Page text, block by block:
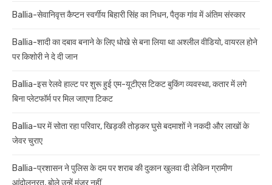
Ballia-सेवानिवृत्त कैप्टन स्वर्गीय बिहारी सिंह का निधन, पैतृक गांव में अंतिम संस्कार
Ballia-शादी का दबाव बनाने के लिए धोखे से बना लिया था अश्लील वीडियो, वायरल होने
पर किशोरी ने दे दी जान
Ballia-इस रेलवे हाल्ट पर शुरू हुई एम-यूटीएस टिकट बुकिंग व्यवस्था, कतार में लगे
बिना प्लेटफॉर्म पर मिल जाएगा टिकट
Ballia-घर में सोता रहा परिवार, खिड़की तोड़कर घुसे बदमाशों ने नकदी और लाखों के
जेवर चुराए
Ballia-प्रशासन ने पुलिस के दम पर शराब की दुकान खुलवा दी लेकिन ग्रामीण
आंदोलनरत, बोले उन्हें मंजूर नहीं